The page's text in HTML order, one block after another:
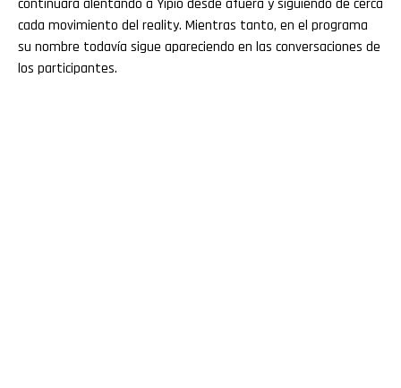
continuará alentando a Yipio desde afuera y siguiendo de cerca
cada movimiento del reality. Mientras tanto, en el programa
su nombre todavía sigue apareciendo en las conversaciones de
los participantes.